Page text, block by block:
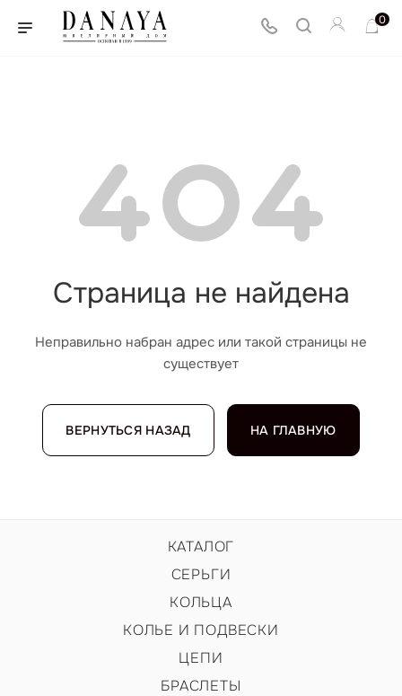
0
Страница не найдена
Неправильно набран адрес или такой страницы не
существует
ВЕРНУТЬСЯ НАЗАД НА ГЛАВНУЮ
КАТАЛОГ
СЕРЬГИ
КОЛЬЦА
КОЛЬЕ И ПОДВЕСКИ
ЦЕПИ
БРАСЛЕТЫ